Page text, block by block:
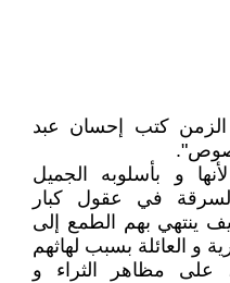
كتب إحسان عبد
و بأسلوبه الجميل
في عقول كبار
ينتهي بهم الطمع إلى
و العائلة بسبب لهاثهم
على مظاهر الثراء و